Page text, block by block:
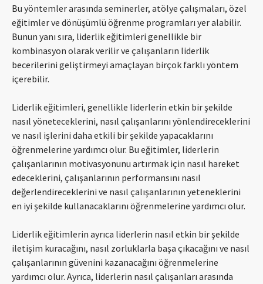
Bu yöntemler arasında seminerler, atölye çalışmaları, özel
eğitimler ve dönüşümlü öğrenme programları yer alabilir.
Bunun yanı sıra, liderlik eğitimleri genellikle bir
kombinasyon olarak verilir ve çalışanların liderlik
becerilerini geliştirmeyi amaçlayan birçok farklı yöntem
içerebilir.
Liderlik eğitimleri, genellikle liderlerin etkin bir şekilde
nasıl yöneteceklerini, nasıl çalışanlarını yönlendireceklerini
ve nasıl işlerini daha etkili bir şekilde yapacaklarını
öğrenmelerine yardımcı olur. Bu eğitimler, liderlerin
çalışanlarının motivasyonunu artırmak için nasıl hareket
edeceklerini, çalışanlarının performansını nasıl
değerlendireceklerini ve nasıl çalışanlarının yeteneklerini
en iyi şekilde kullanacaklarını öğrenmelerine yardımcı olur.
Liderlik eğitimlerin ayrıca liderlerin nasıl etkin bir şekilde
iletişim kuracağını, nasıl zorluklarla başa çıkacağını ve nasıl
çalışanlarının güvenini kazanacağını öğrenmelerine
yardımcı olur. Ayrıca, liderlerin nasıl çalışanları arasında